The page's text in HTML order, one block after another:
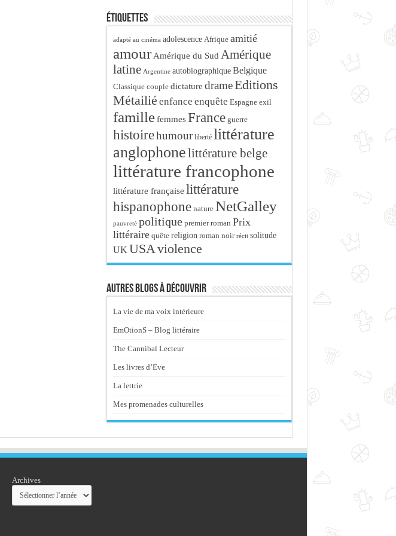
Étiquettes
adapté au cinéma adolescence Afrique amitié
amour Amérique du Sud Amérique
latine Argentine autobiographique Belgique
Classique couple dictature drameEditions
Métailié enfance enquête Espagne exil
famille femmes France guerre
histoirehumour liberté littérature
anglophonelittérature belge
littérature francophone
littérature française littérature
hispanophone nature NetGalley
pauvreté politique premier roman Prix
littéraire quête religion roman noir récit solitude
UK USA violence
Autres blogs à découvrir
La vie de ma voix intérieure
EmOtionS – Blog littéraire
The Cannibal Lecteur
Les livres d’Eve
La lettrie
Mes promenades culturelles
Archives